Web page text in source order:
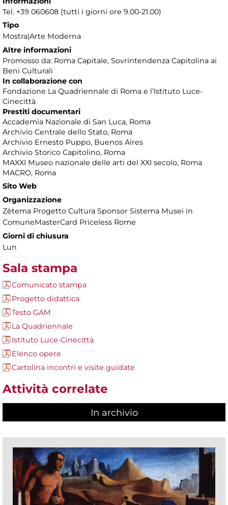
Tel. +39 060608 (tutti i giorni ore 9.00-21.00)
Tipo
Mostra|Arte Moderna
Altre informazioni
Promosso da: Roma Capitale, Sovrintendenza Capitolina ai
Beni Culturali
In collaborazione con
Fondazione La Quadriennale di Roma e l’Istituto Luce-
Cinecittà
Prestiti documentari
Accademia Nazionale di San Luca, Roma
Archivio Centrale dello Stato, Roma
Archivio Ernesto Puppo, Buenos Aires
Archivio Storico Capitolino, Roma
MAXXI Museo nazionale delle arti del XXI secolo, Roma
MACRO, Roma
Sito Web
Organizzazione
Zètema Progetto Cultura Sponsor Sistema Musei in
ComuneMasterCard Priceless Rome
Giorni di chiusura
Lun
Sala stampa
Comunicato stampa
Progetto didattica
Testo GAM
La Quadriennale
Istituto Luce-Cinecittà
Elenco opere
Cartolina incontri e visite guidate
Attività correlate
In archivio